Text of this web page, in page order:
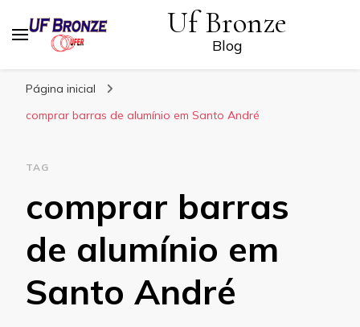
Uf Bronze
Blog
Página inicial
comprar barras de alumínio em Santo André
TAG
comprar barras
de alumínio em
Santo André